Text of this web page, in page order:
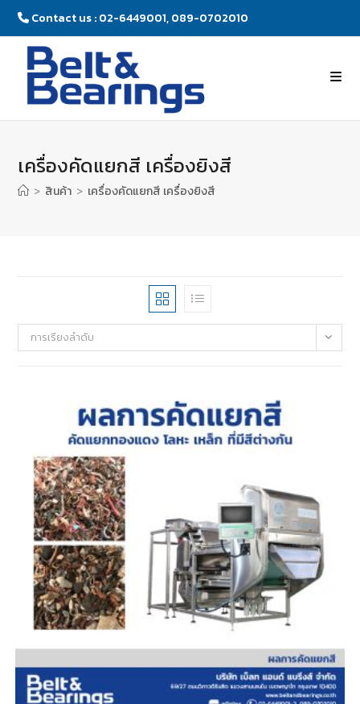
Contact us : 02-6449001, 089-0702010
เครื่องคัดแยกสี เครื่องยิงสี
> สินค้า > เครื่องคัดแยกสี เครื่องยิงสี
การเรียงลำดับ